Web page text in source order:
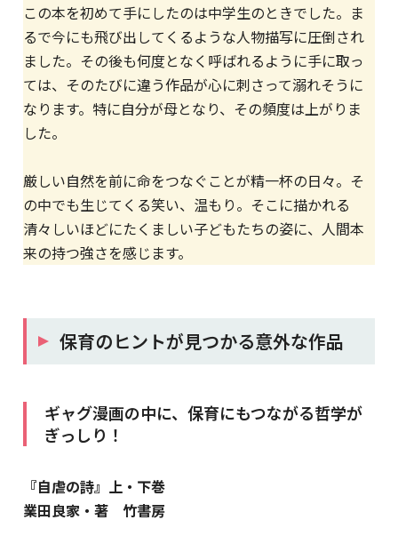
この本を初めて手にしたのは中学生のときでした。ま
るで今にも飛び出してくるような人物描写に圧倒され
ました。その後も何度となく呼ばれるように手に取っ
ては、そのたびに違う作品が心に刺さって溺れそうに
なります。特に自分が母となり、その頻度は上がりま
した。
厳しい自然を前に命をつなぐことが精一杯の日々。そ
の中でも生じてくる笑い、温もり。そこに描かれる
清々しいほどにたくましい子どもたちの姿に、人間本
来の持つ強さを感じます。
保育のヒントが見つかる意外な作品
ギャグ漫画の中に、保育にもつながる哲学が
ぎっしり！
『自虐の詩』上・下巻
業田良家・著 竹書房